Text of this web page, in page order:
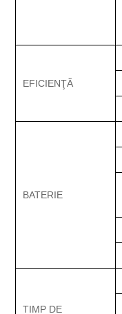
EFICIENŢĂ
BATERIE
TIMP DE